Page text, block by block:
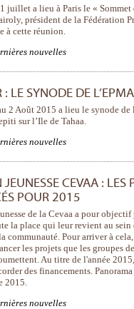
juillet a lieu à Paris le « Sommet
président de la Fédération
à cette réunion.
nouvelles
: LE SYNODE DE
2 Août 2015 a lieu le synode de
sur l’Ile de Tahaa.
nouvelles
CEVAA : LES
POUR 2015
de la Cevaa a pour
la place qui leur revient au sein
communauté. Pour arriver à
les projets que les groupes
Au titre de l'année
des financements.
2015.
nouvelles